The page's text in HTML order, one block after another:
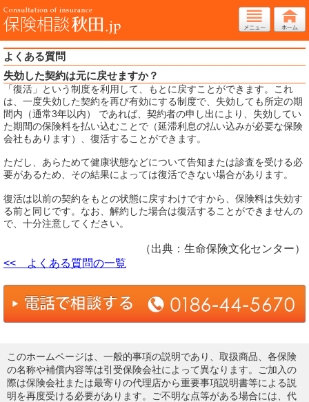
よくある質問
失効した契約は元に戻せますか？
「復活」という制度を利用して、もとに戻すことができます。これ
は、一度失効した契約を再び有効にする制度で、失効しても所定の期
間内（通常3年以内） であれば、契約者の申し出により、失効してい
た期間の保険料を払い込むことで（延滞利息の払い込みが必要な保険
会社もあります）、復活することができます。
ただし、あらためて健康状態などについて告知または診査を受ける必
要があるため、その結果によっては復活できない場合があります。
復活は以前の契約をもとの状態に戻すわけですから、保険料は失効す
る前と同じです。なお、解約した場合は復活することができませんの
で、十分注意してください。
（出典：生命保険文化センター）
<< よくある質問の一覧
このホームページは、一般的事項の説明であり、取扱商品、各保険
の名称や補償内容等は引受保険会社によって異なります。ご加入の
際は保険会社または最寄りの代理店から重要事項説明書等による説
明を再度受ける必要があります。ご不明な点等がある場合には、代